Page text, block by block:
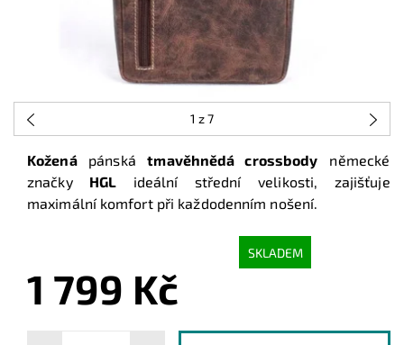
1 z 7
Koženápánskátmavěhnědá crossbody německé
značky HGLideální střední velikosti, zajišťuje
maximální komfort při každodenním nošení.
SKLADEM
1 799 Kč